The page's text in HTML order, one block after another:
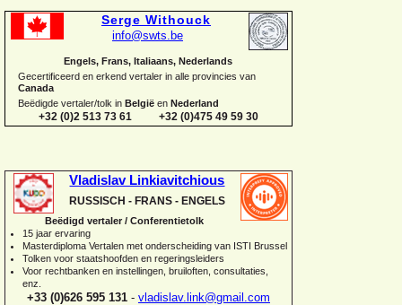
Serge Withouck
info@swts.be
Engels, Frans, Italiaans, Nederlands
Gecertificeerd en erkend vertaler in alle provincies van
Canada
Beëdigde vertaler/tolk in België en Nederland
+32 (0)2 513 73 61 +32 (0)475 49 59 30
Vladislav Linkiavitchious
RUSSISCH - FRANS - ENGELS
Beëdigd vertaler / Conferentietolk
15 jaar ervaring
Masterdiploma Vertalen met onderscheiding van ISTI Brussel
Tolken voor staatshoofden en regeringsleiders
Voor rechtbanken en instellingen, bruiloften, consultaties,
enz.
+33 (0)626 595 131 - vladislav.link@gmail.com